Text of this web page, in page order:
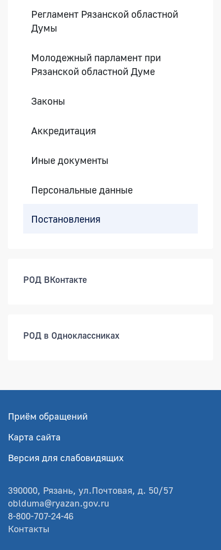
Регламент Рязанской областной
Думы
Молодежный парламент при
Рязанской областной Думе
Законы
Аккредитация
Иные документы
Персональные данные
Постановления
РОД ВКонтакте
РОД в Одноклассниках
Приём обращений
Карта сайта
Версия для слабовидящих
390000, Рязань, ул.Почтовая, д. 50/57
oblduma@ryazan.gov.ru
8-800-707-24-46
Контакты